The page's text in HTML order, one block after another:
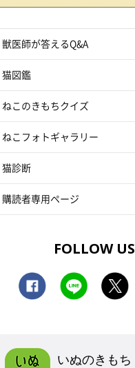
獣医師が答えるQ&A
猫図鑑
ねこのきもちクイズ
ねこフォトギャラリー
猫診断
購読者専用ページ
FOLLOW US
いぬのきもち